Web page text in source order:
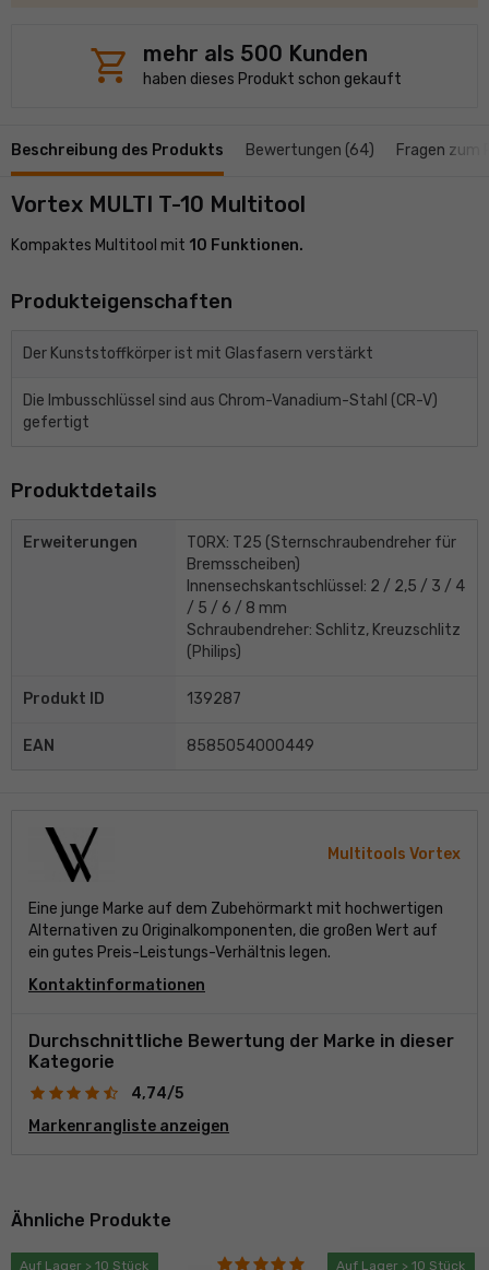
shopping_cart mehr als 500 Kunden
haben dieses Produkt schon gekauft
Beschreibung des Produkts Bewertungen (64) Fragen zum
Vortex MULTI T-10 Multitool
Kompaktes Multitool mit 10 Funktionen.
Produkteigenschaften
Der Kunststoffkörper ist mit Glasfasern verstärkt
Die Imbusschlüssel sind aus Chrom-Vanadium-Stahl (CR-V)
gefertigt
Produktdetails
Erweiterungen
TORX: T25 (Sternschraubendreher für
Bremsscheiben)
Innensechskantschlüssel: 2 / 2,5 / 3 / 4
/ 5 / 6 / 8 mm
Schraubendreher: Schlitz, Kreuzschlitz
(Philips)
Produkt ID 139287
EAN 8585054000449
Multitools Vortex
Eine junge Marke auf dem Zubehörmarkt mit hochwertigen
Alternativen zu Originalkomponenten, die großen Wert auf
ein gutes Preis-Leistungs-Verhältnis legen.
Kontaktinformationen
Durchschnittliche Bewertung der Marke in dieser
Kategorie
4,74/5
Markenrangliste anzeigen
Ähnliche Produkte
Auf Lager > 10 Stück Auf Lager > 10 Stück